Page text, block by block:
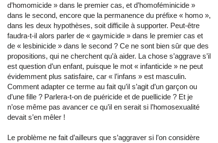
d’homomicide » dans le premier cas, et d’homoféminicide »
dans le second, encore que la permanence du préfixe « homo »,
dans les deux hypothèses, soit difficile à supporter. Peut-être
faudra-t-il alors parler de « gaymicide » dans le premier cas et
de « lesbinicide » dans le second ? Ce ne sont bien sûr que des
propositions, qui ne cherchent qu’à aider. La chose s’aggrave s’il
est question d’un enfant, puisque le mot « infanticide » ne peut
évidemment plus satisfaire, car « l’infans » est masculin.
Comment adapter ce terme au fait qu’il s’agit d’un garçon ou
d’une fille ? Parlera-t-on de puéricide et de puellicide ? Et je
n’ose même pas avancer ce qu’il en serait si l’homosexualité
devait s’en mêler !
Le problème ne fait d’ailleurs que s’aggraver si l’on considère